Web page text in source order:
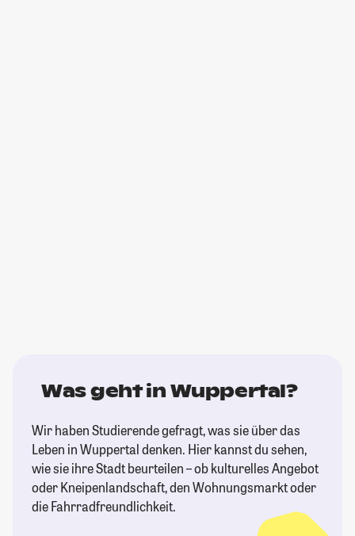
Was geht in Wuppertal?
Wir haben Studierende gefragt, was sie über das
Leben in Wuppertal denken. Hier kannst du sehen,
wie sie ihre Stadt beurteilen – ob kulturelles Angebot
oder Kneipenlandschaft, den Wohnungsmarkt oder
die Fahrradfreundlichkeit.